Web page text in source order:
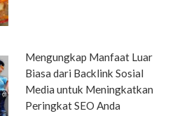
Mengungkap Manfaat Luar
Biasa dari Backlink Sosial
Media untuk Meningkatkan
Peringkat SEO Anda